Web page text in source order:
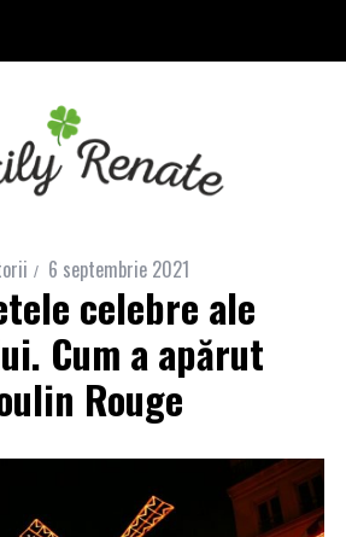
6 septembrie 2021
celebre ale
Cum a apărut
Rouge